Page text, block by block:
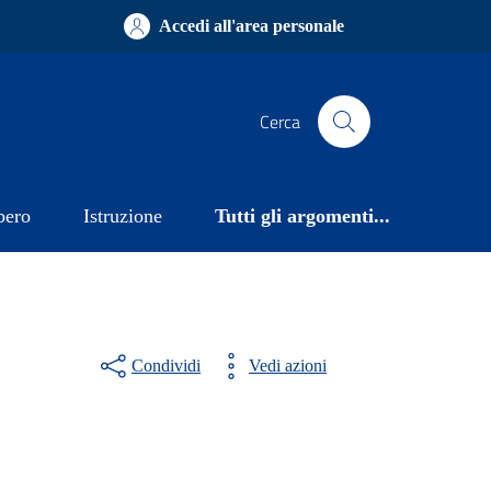
Accedi all'area personale
Cerca
Istruzione Tutti gli argomenti...
Condividi Vedi azioni